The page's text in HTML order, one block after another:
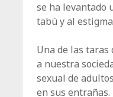
se ha levantado
tabú y al
Una de las taras
a nuestra
sexual de
en sus